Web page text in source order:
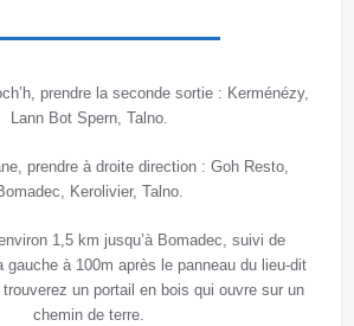
prendre la seconde sortie : Kerménézy,
Lann Bot Spern, Talno.
prendre à droite direction : Goh Resto,
Kerolivier, Talno.
1,5 km jusqu’à Bomadec, suivi de
gauche à 100m après le panneau du lieu-dit
un portail en bois qui ouvre sur un
chemin de terre.